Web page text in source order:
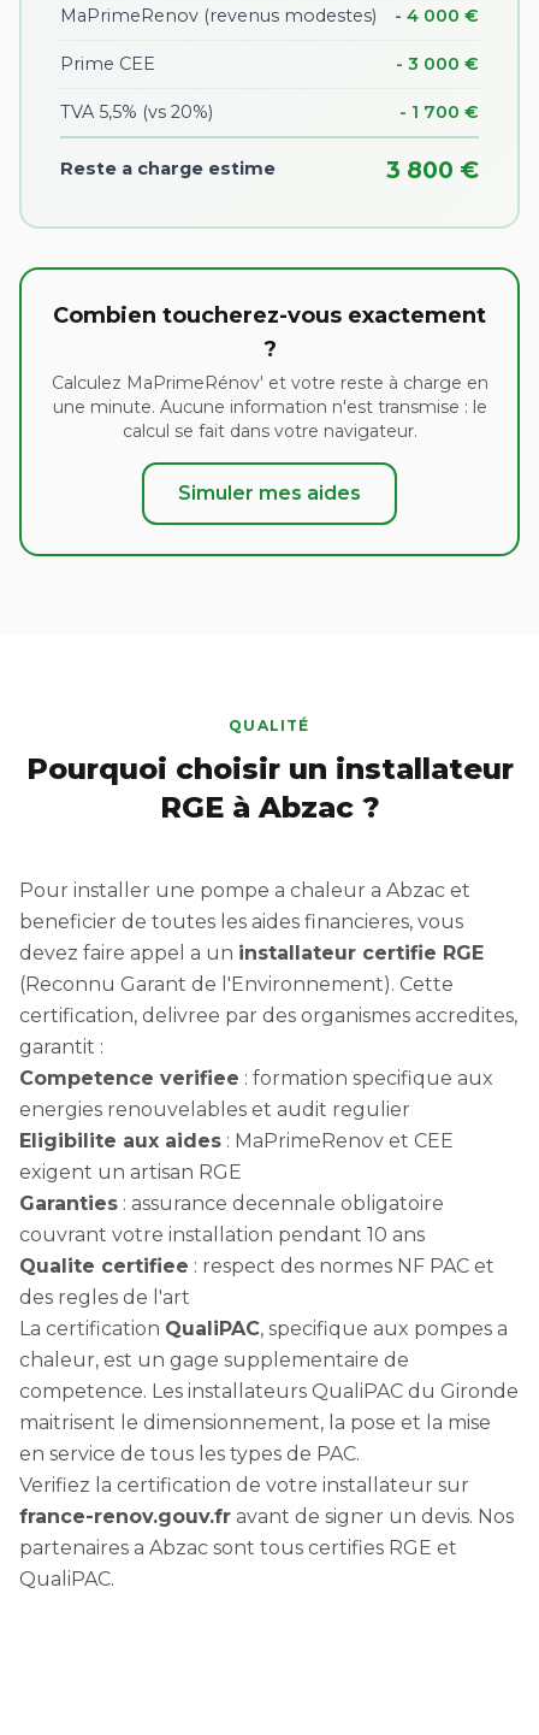
MaPrimeRenov (revenus modestes) - 4 000 €
Prime CEE - 3 000 €
TVA 5,5% (vs 20%) - 1 700 €
Reste a charge estime 3 800 €
Combien toucherez-vous exactement
?
Calculez MaPrimeRénov' et votre reste à charge en
une minute. Aucune information n'est transmise : le
calcul se fait dans votre navigateur.
Simuler mes aides
QUALITÉ
Pourquoi choisir un installateur
RGE à Abzac ?
Pour installer une pompe a chaleur a Abzac et
beneficier de toutes les aides financieres, vous
devez faire appel a un installateur certifie RGE
(Reconnu Garant de l'Environnement). Cette
certification, delivree par des organismes accredites,
garantit :
Competence verifiee : formation specifique aux
energies renouvelables et audit regulier
Eligibilite aux aides : MaPrimeRenov et CEE
exigent un artisan RGE
Garanties : assurance decennale obligatoire
couvrant votre installation pendant 10 ans
Qualite certifiee : respect des normes NF PAC et
des regles de l'art
La certification QualiPAC, specifique aux pompes a
chaleur, est un gage supplementaire de
competence. Les installateurs QualiPAC du Gironde
maitrisent le dimensionnement, la pose et la mise
en service de tous les types de PAC.
Verifiez la certification de votre installateur sur
france-renov.gouv.fr avant de signer un devis. Nos
partenaires a Abzac sont tous certifies RGE et
QualiPAC.